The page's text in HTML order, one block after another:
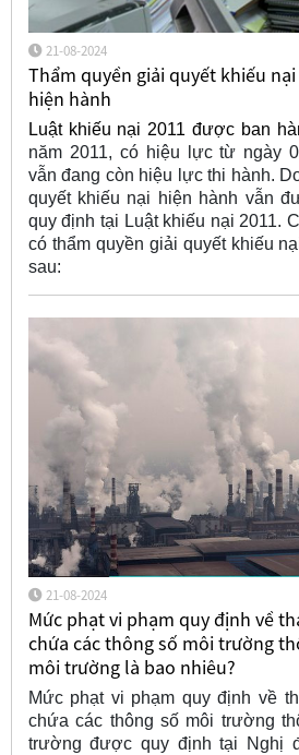
21-08-2024
Thẩm quyền giải quyết khiếu
hiện hành
Luật khiếu nại 2011 được ban
năm 2011, có hiệu lực từ ngày
vẫn đang còn hiệu lực thi hành.
quyết khiếu nại hiện hành vẫn
quy định tại Luật khiếu nại 2011.
có thẩm quyền giải quyết khiếu
sau:
21-08-2024
Mức phạt vi phạm quy định về
chứa các thông số môi trường
môi trường là bao nhiêu?
Mức phạt vi phạm quy định về
chứa các thông số môi trường
trường được quy định tại Nghị